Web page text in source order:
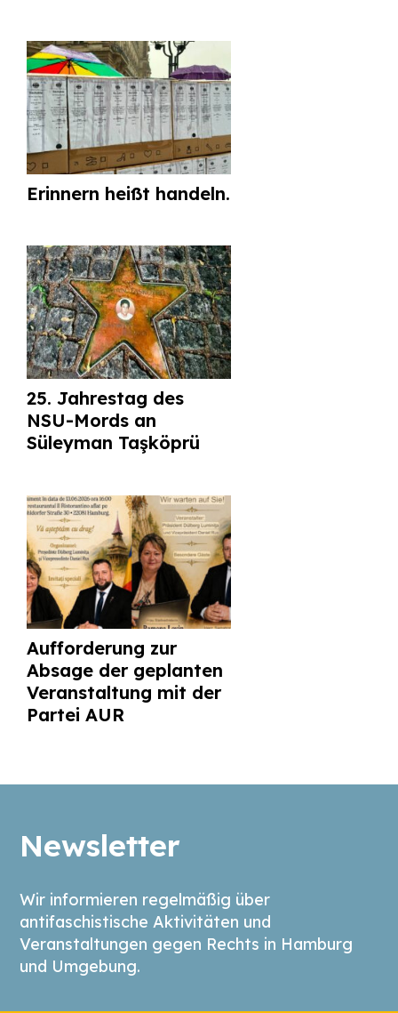
Erinnern heißt handeln.
25. Jahrestag des
NSU-Mords an
Süleyman Taşköprü
Aufforderung zur
Absage der geplanten
Veranstaltung mit der
Partei AUR
Newsletter
Wir informieren regelmäßig über
antifaschistische Aktivitäten und
Veranstaltungen gegen Rechts in Hamburg
und Umgebung.